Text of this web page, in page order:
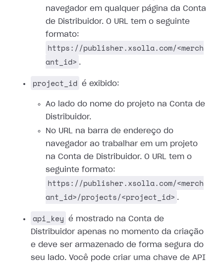
navegador em qualquer página da Conta
de Distribuidor. O URL tem o seguinte
formato:
https://publisher.xsolla.com/<merch
ant_id> .
project_id é exibido:
Ao lado do nome do projeto na Conta de
Distribuidor.
No URL na barra de endereço do
navegador ao trabalhar em um projeto
na Conta de Distribuidor. O URL tem o
seguinte formato:
https://publisher.xsolla.com/<merch
ant_id>/projects/<project_id> .
api_key
é mostrado na Conta de
Distribuidor apenas no momento da criação
e deve ser armazenado de forma segura do
seu lado. Você pode criar uma chave de API